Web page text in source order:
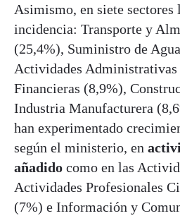
Asimismo, en siete sectores
incidencia: Transporte y
(25,4%), Suministro de
Actividades
Financieras (8,9%),
Industria Manufacturera
han experimentado
según el ministerio, en
añadido como en las
Actividades Profesionales
(7%) e Información y